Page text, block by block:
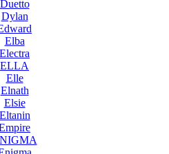
Duetto
Dylan
Elba
Electra
ELLA
Elle
Elnath
Elsie
Eltanin